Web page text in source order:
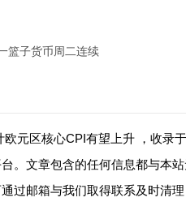
篮子货币周二连续
元区核心CPI有望上升 ，收录
。文章包含的任何信息都与本
过邮箱与我们取得联系及时清